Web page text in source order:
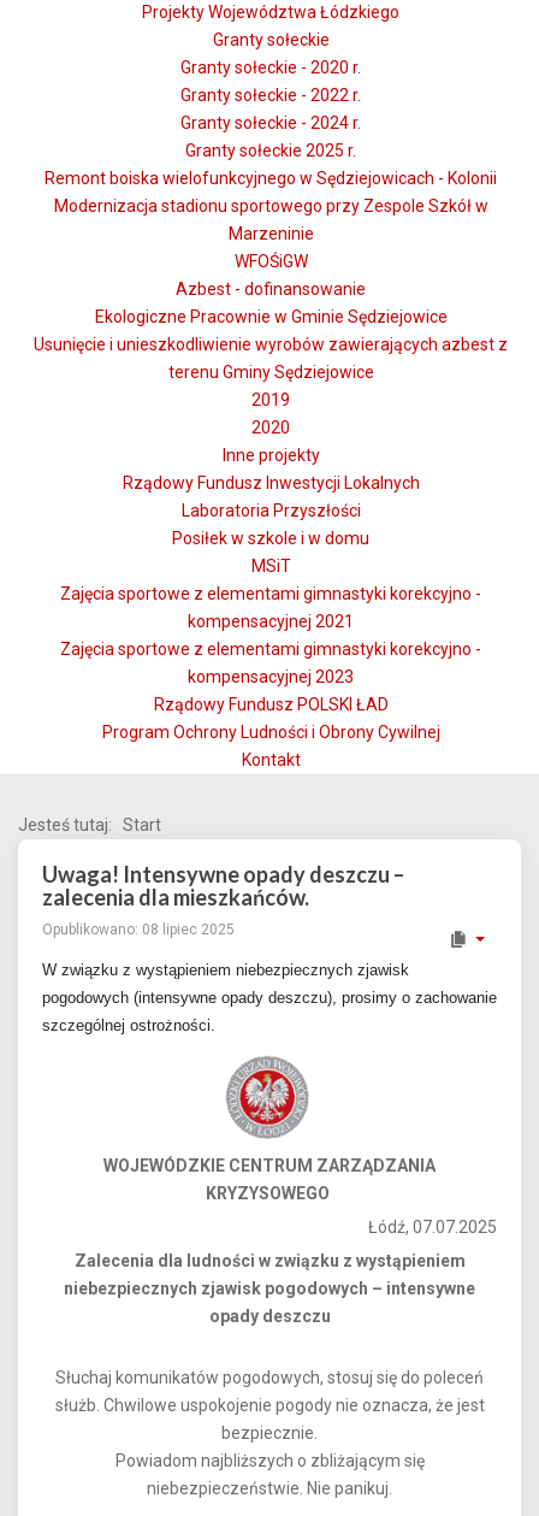
Projekty Województwa Łódzkiego
Granty sołeckie
Granty sołeckie - 2020 r.
Granty sołeckie - 2022 r.
Granty sołeckie - 2024 r.
Granty sołeckie 2025 r.
Remont boiska wielofunkcyjnego w Sędziejowicach - Kolonii
Modernizacja stadionu sportowego przy Zespole Szkół w
Marzeninie
WFOŚiGW
Azbest - dofinansowanie
Ekologiczne Pracownie w Gminie Sędziejowice
Usunięcie i unieszkodliwienie wyrobów zawierających azbest z
terenu Gminy Sędziejowice
2019
2020
Inne projekty
Rządowy Fundusz Inwestycji Lokalnych
Laboratoria Przyszłości
Posiłek w szkole i w domu
MSiT
Zajęcia sportowe z elementami gimnastyki korekcyjno -
kompensacyjnej 2021
Zajęcia sportowe z elementami gimnastyki korekcyjno -
kompensacyjnej 2023
Rządowy Fundusz POLSKI ŁAD
Program Ochrony Ludności i Obrony Cywilnej
Kontakt
Jesteś tutaj: Start
Uwaga! Intensywne opady deszczu –
zalecenia dla mieszkańców.
Opublikowano: 08 lipiec 2025
W związku z wystąpieniem niebezpiecznych zjawisk
pogodowych (intensywne opady deszczu), prosimy o zachowanie
szczególnej ostrożności.
WOJEWÓDZKIE CENTRUM ZARZĄDZANIA
KRYZYSOWEGO
Łódź, 07.07.2025
Zalecenia dla ludności w związku z wystąpieniem
niebezpiecznych zjawisk pogodowych – intensywne
opady deszczu
Słuchaj komunikatów pogodowych, stosuj się do poleceń
służb. Chwilowe uspokojenie pogody nie oznacza, że jest
bezpiecznie.
Powiadom najbliższych o zbliżającym się
niebezpieczeństwie. Nie panikuj.